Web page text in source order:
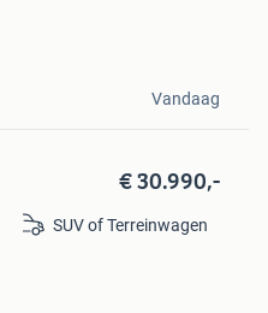
Vandaag
€ 30.990,-
SUV of Terreinwagen